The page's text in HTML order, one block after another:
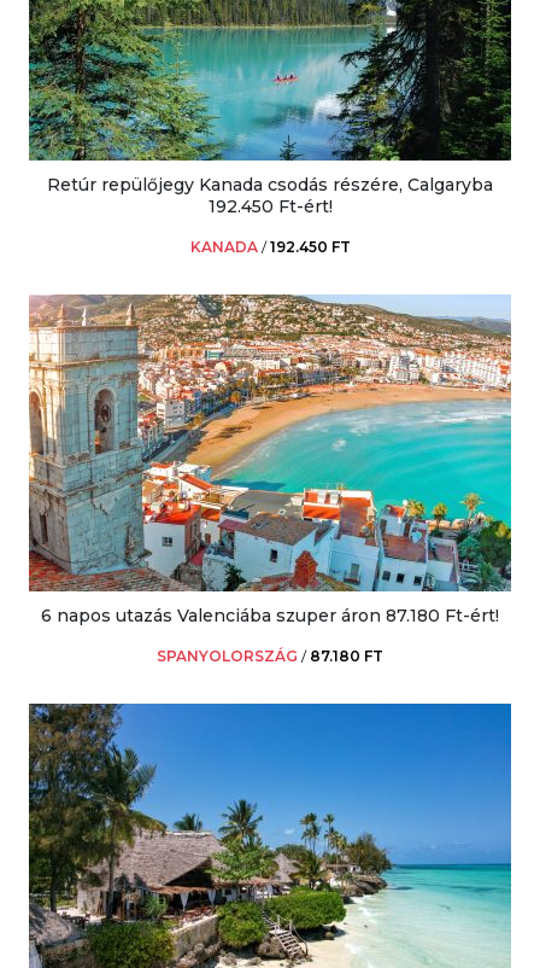
Retúr repülőjegy Kanada csodás részére, Calgaryba
192.450 Ft-ért!
KANADA /192.450 FT
6 napos utazás Valenciába szuper áron 87.180 Ft-ért!
SPANYOLORSZÁG / 87.180 FT